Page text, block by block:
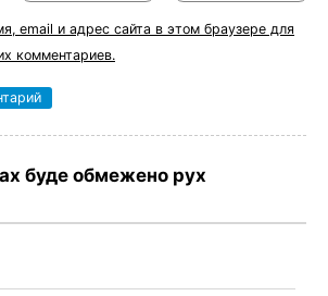
email и адрес сайта в этом браузере для
комментариев.
буде обмежено рух